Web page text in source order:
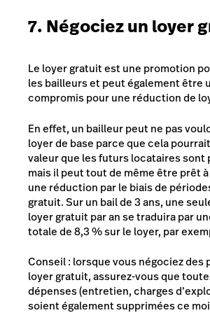
7. Négociez un loyer
Le loyer gratuit est une promotion
les bailleurs et peut également être
compromis pour une réduction de
En effet, un bailleur peut ne pas
loyer de base parce que cela
valeur que les futurs locataires sont
mais il peut tout de même être prêt
une réduction par le biais de
gratuit. Sur un bail de 3 ans, une
loyer gratuit par an se traduira par
totale de 8,3 % sur le loyer, par
Conseil: lorsque vous négociez des
loyer gratuit, assurez-vous que
dépenses (entretien, charges
soient également supprimées ce